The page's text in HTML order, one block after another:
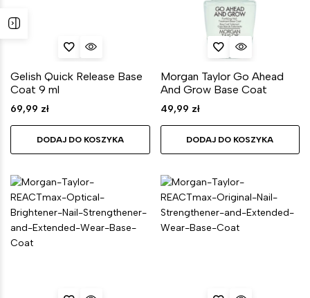
Gelish Quick Release Base
Coat 9 ml
69,99 zł
DODAJ DO KOSZYKA
Morgan Taylor Go Ahead
And Grow Base Coat
49,99 zł
DODAJ DO KOSZYKA